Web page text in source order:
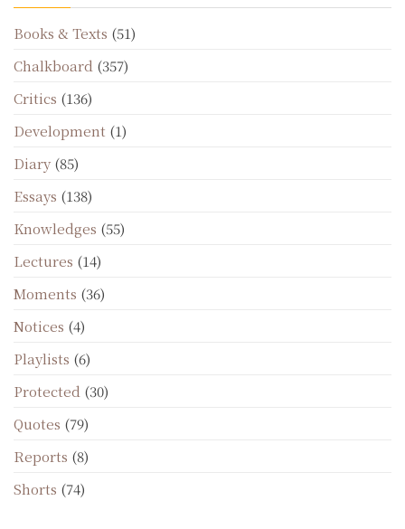
Books & Texts (51)
Chalkboard (357)
Critics (136)
Development (1)
Diary (85)
Essays (138)
Knowledges (55)
Lectures (14)
Moments (36)
Notices (4)
Playlists (6)
Protected (30)
Quotes (79)
Reports (8)
Shorts (74)